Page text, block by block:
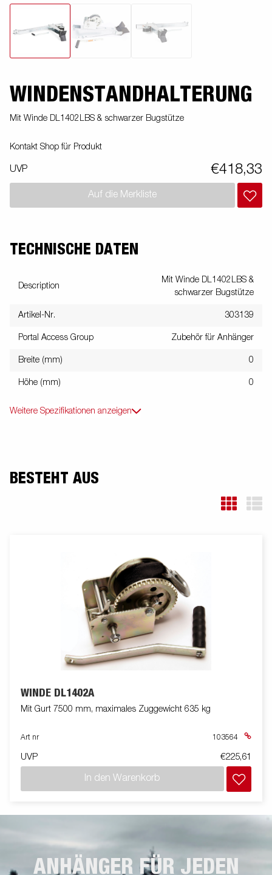
WINDENSTANDHALTERUNG
Mit Winde DL1402LBS & schwarzer Bugstütze
Kontakt Shop für Produkt
UVP €418,33
Auf die Merkliste
TECHNISCHE DATEN
Description
Mit Winde DL1402LBS &
schwarzer Bugstütze
Artikel-Nr. 303139
Portal Access Group Zubehör für Anhänger
Breite (mm) 0
Höhe (mm) 0
Weitere Spezifikationen anzeigen
BESTEHT AUS
WINDE DL1402A
Mit Gurt 7500 mm, maximales Zuggewicht 635 kg
Art nr 103564
UVP €225,61
In den Warenkorb
ANHÄNGER FÜR JEDEN